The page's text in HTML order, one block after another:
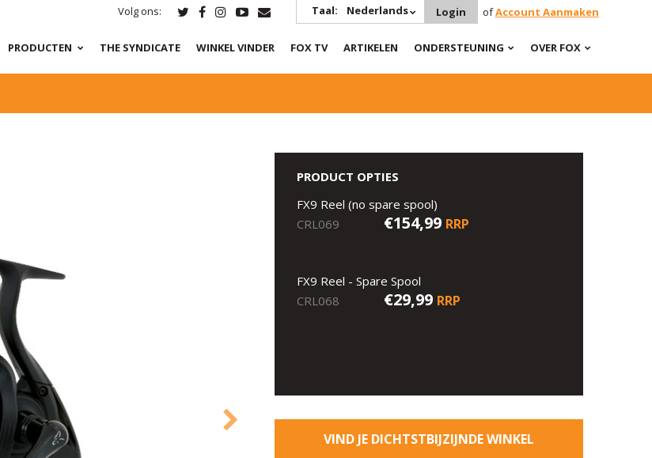
Volg ons: Taal: Nederlands Login ofAccount Aanmaken
PRODUCTEN THE SYNDICATE WINKEL VINDER FOX TV ARTIKELEN ONDERSTEUNING OVER FOX
PRODUCT OPTIES
FX9 Reel (no spare spool)
CRL069
€154,99 RRP
FX9 Reel - Spare Spool
CRL068
€29,99 RRP
VIND JE DICHTSTBIJZIJNDE WINKEL